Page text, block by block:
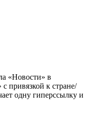
«Новости» в
привязкой к стране/
одну гиперссылку и